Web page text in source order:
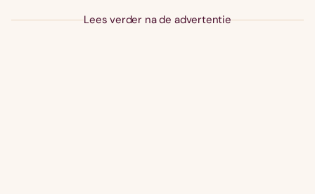
Lees verder na de advertentie